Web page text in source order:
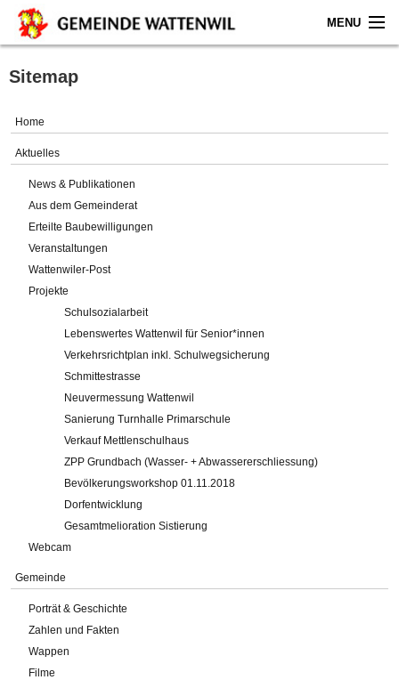
MENU
Home
Gemeinde
Verwaltung
Online-Service
Impressum
Sitemap
Home
Aktuelles
News & Publikationen
Aus dem Gemeinderat
Erteilte Baubewilligungen
Veranstaltungen
Wattenwiler-Post
Projekte
Schulsozialarbeit
Lebenswertes Wattenwil für Senior*innen
Verkehrsrichtplan inkl. Schulwegsicherung
Schmittestrasse
Neuvermessung Wattenwil
Sanierung Turnhalle Primarschule
Verkauf Mettlenschulhaus
ZPP Grundbach (Wasser- + Abwassererschliessung)
Bevölkerungsworkshop 01.11.2018
Dorfentwicklung
Gesamtmelioration Sistierung
Webcam
Gemeinde
Porträt & Geschichte
Zahlen und Fakten
Wappen
Filme